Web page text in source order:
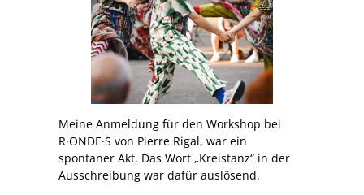
Meine Anmeldung für den Workshop bei
R·ONDE·S von Pierre Rigal, war ein
spontaner Akt. Das Wort „Kreistanz“ in der
Ausschreibung war dafür auslösend.